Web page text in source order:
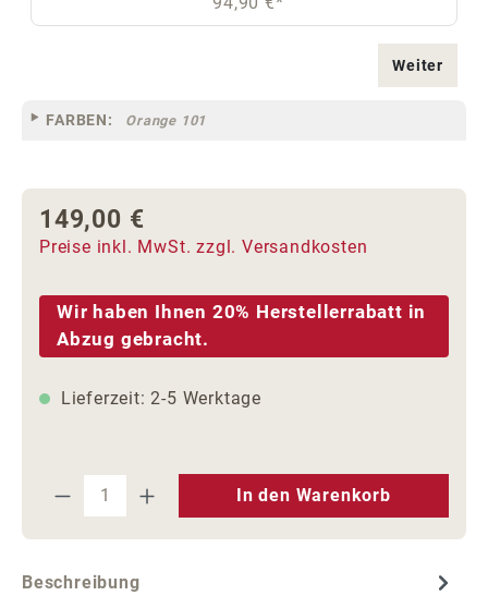
Weiter
FARBEN: Orange 101
Regulärer Preis:
149,00 €
Preise inkl. MwSt. zzgl. Versandkosten
Wir haben Ihnen 20% Herstellerrabatt in
Abzug gebracht.
Lieferzeit: 2-5 Werktage
Produkt Anzahl: Gib den
In den Warenkorb
Beschreibung